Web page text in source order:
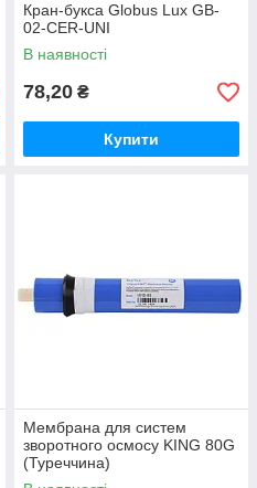
Кран-букса Globus Lux GB-
02-CER-UNI
В наявності
78,20 ₴
Купити
Мембрана для систем
зворотного осмосу KING 80G
(Туреччина)